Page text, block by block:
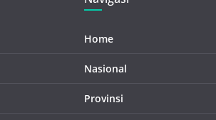
Home
Nasional
Provinsi